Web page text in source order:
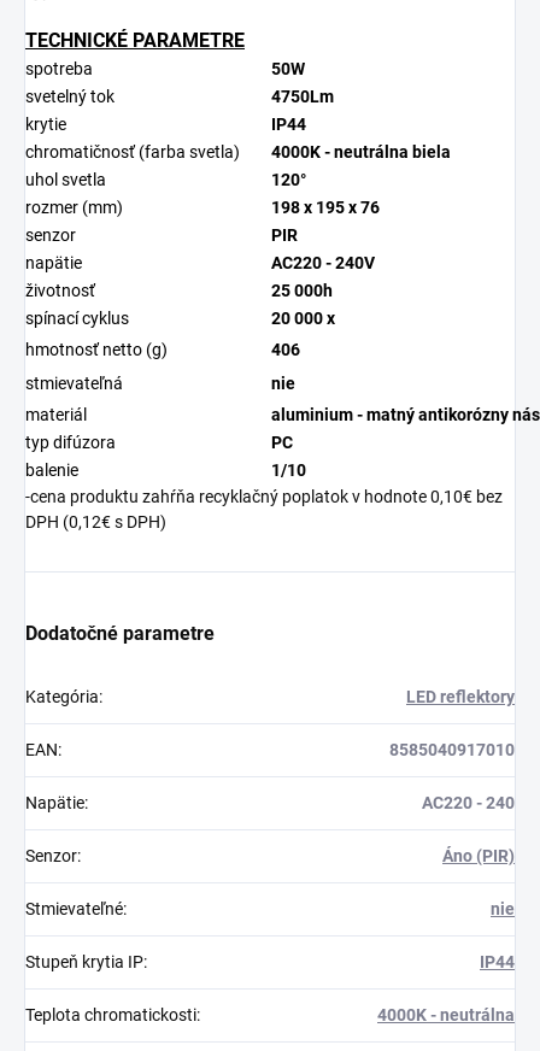
TECHNICKÉ PARAMETRE
spotreba
50W
svetelný tok
4750Lm
krytie
IP44
chromatičnosť (farba svetla)
4000K - neutrálna biela
uhol svetla
120°
rozmer (mm)
198 x 195 x 76
senzor
PIR
napätie
AC220 - 240V
životnosť
25 000h
spínací cyklus
20 000 x
hmotnosť netto (g)
406
stmievateľná
nie
materiál
aluminium - matný antikorózny
typ difúzora
PC
balenie
1/10
-cena produktu zahŕňa recyklačný poplatok v hodnote 0,10€ bez
DPH (0,12€ s DPH)
Dodatočné parametre
Kategória: LED reflektory
EAN: 8585040917010
Napätie: AC220 - 240
Senzor: Áno (PIR)
Stmievateľné: nie
Stupeň krytia IP: IP44
Teplota chromatickosti: 4000K - neutrálna